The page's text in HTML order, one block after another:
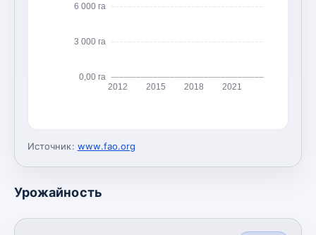
0,00 га
3 000 га
6 000 га
2012 2015 2018 2021
Источник: www.fao.org
Урожайность